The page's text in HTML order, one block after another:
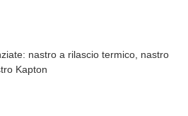
nastro a rilascio termico, nastro
Kapton